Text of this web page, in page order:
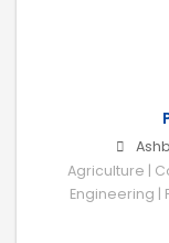
Agriculture |
Engineering |